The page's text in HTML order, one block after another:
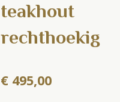
teakhout
rechthoekig
€ 495,00